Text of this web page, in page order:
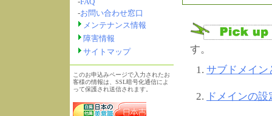
す。
サブドメイン
ドメインの
-お問い合わせ窓口
メンテナンス情報
障害情報
サイトマップ
このお申込みページで入力されたお
客様の情報は、SSL暗号化通信によ
って保護され送信されます。